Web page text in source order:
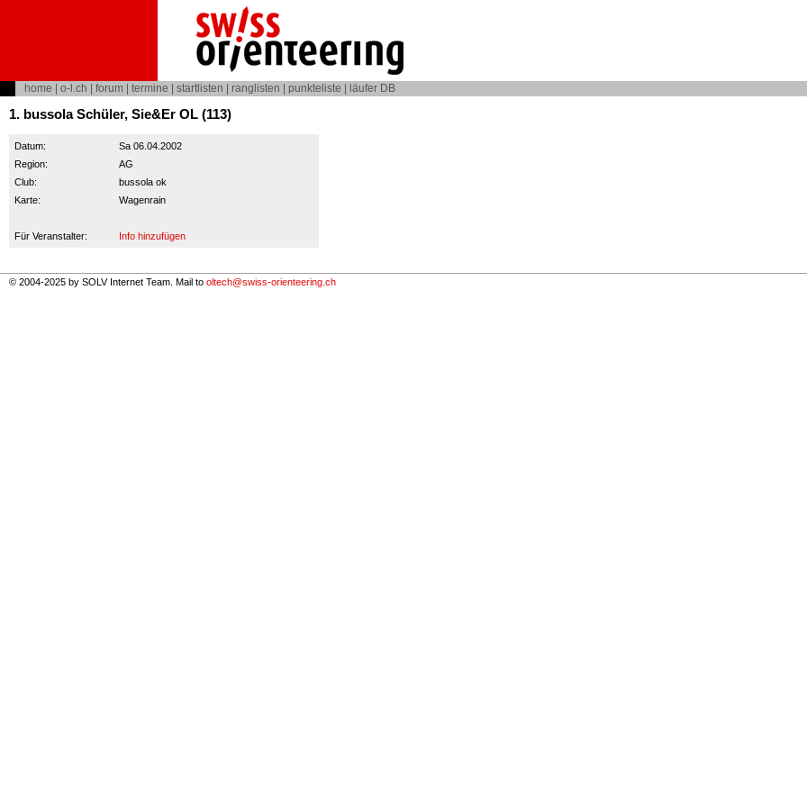
home o-l.ch forum termine startlisten ranglisten punkteliste läufer DB
1. bussola Schüler, Sie&Er OL (113)
Datum:
Sa 06.04.2002
Region:
AG
Club:
bussola ok
Karte:
Wagenrain
Für Veranstalter: Info hinzufügen
© 2004-2025 by SOLV Internet Team. Mail to oltech@swiss-orienteering.ch